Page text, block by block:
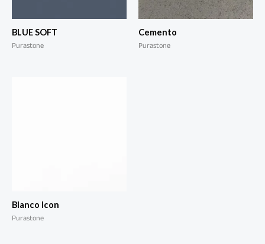
BLUE SOFT
Purastone
Cemento
Purastone
Blanco Icon
Purastone